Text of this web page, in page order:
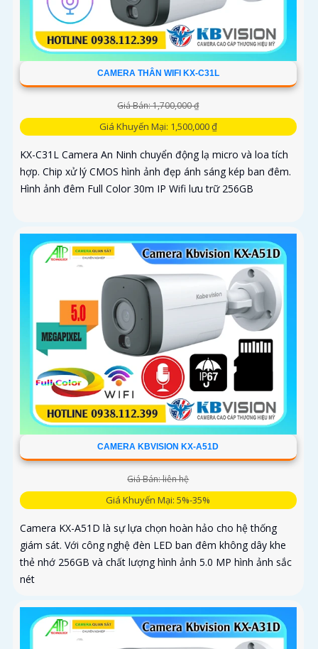
CAMERA THÂN WIFI KX-C31L
Giá Bán: 1,700,000 ₫
Giá Khuyến Mại: 1,500,000 ₫
KX-C31L Camera An Ninh chuyển động lạ micro và loa tích
hợp. Chip xử lý CMOS hình ảnh đẹp ánh sáng kép ban đêm.
Hình ảnh đêm Full Color 30m IP Wifi lưu trữ 256GB
CAMERA KBVISION KX-A51D
Giá Bán: liên hệ
Giá Khuyến Mại: 5%-35%
Camera KX-A51D là sự lựa chọn hoàn hảo cho hệ thống
giám sát. Với công nghệ đèn LED ban đêm không dây khe
thẻ nhớ 256GB và chất lượng hình ảnh 5.0 MP hình ảnh sắc
nét